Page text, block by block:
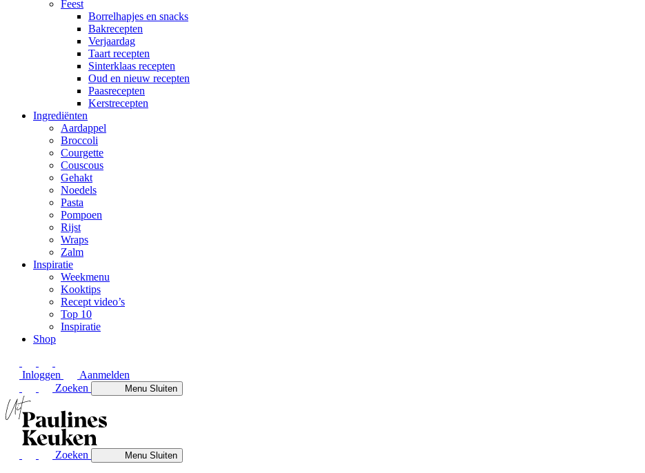
Feest
Borrelhapjes en snacks
Bakrecepten
Verjaardag
Taart recepten
Sinterklaas recepten
Oud en nieuw recepten
Paasrecepten
Kerstrecepten
Ingrediënten
Aardappel
Broccoli
Courgette
Couscous
Gehakt
Noedels
Pasta
Pompoen
Rijst
Wraps
Zalm
Inspiratie
Weekmenu
Kooktips
Recept video’s
Top 10
Inspiratie
Shop
Inloggen
Aanmelden
Zoeken
MenuSluiten
Zoeken MenuSluiten